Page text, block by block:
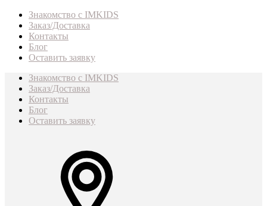
Знакомство с IMKIDS
Заказ/Доставка
Контакты
Блог
Оставить заявку
Знакомство с IMKIDS
Заказ/Доставка
Контакты
Блог
Оставить заявку